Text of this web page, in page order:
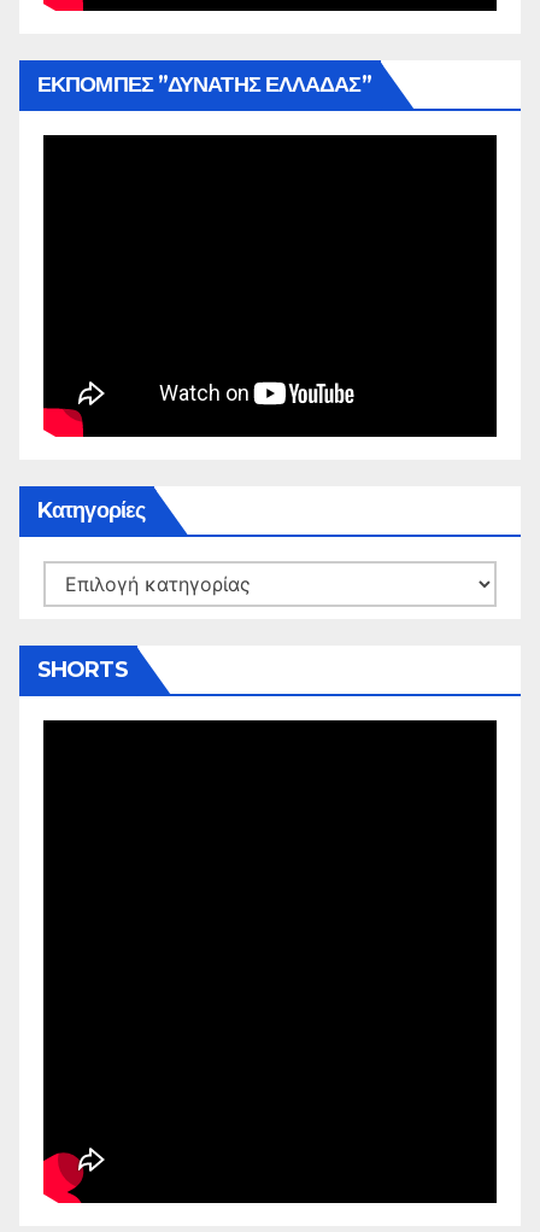
ΕΚΠΟΜΠΕΣ ”ΔΥΝΑΤΗΣ ΕΛΛΑΔΑΣ”
Kατηγορίες
Kατηγορίες
SHORTS